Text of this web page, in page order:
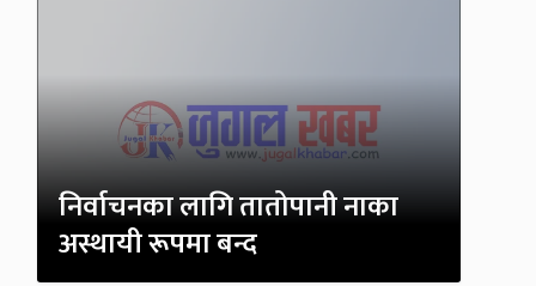
निर्वाचनका लागि तातोपानी नाका
अस्थायी रूपमा बन्द